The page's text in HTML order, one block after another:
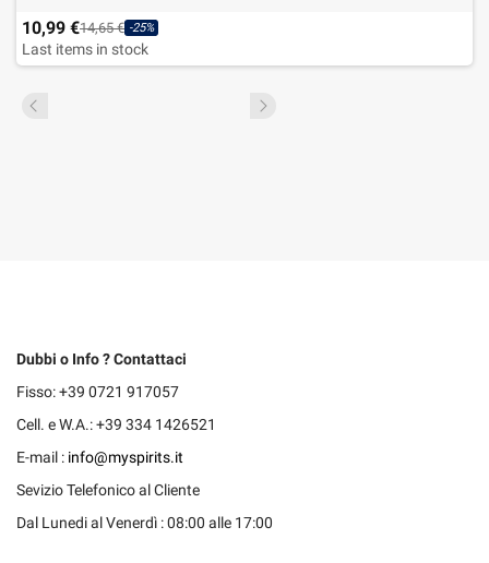
10,99 €14,65 € -25%
Last items in stock
Dubbi o Info ? Contattaci
Fisso: +39 0721 917057
Cell. e W.A.: +39 334 1426521
E-mail : info@myspirits.it
Sevizio Telefonico al Cliente
Dal Lunedi al Venerdì : 08:00 alle 17:00